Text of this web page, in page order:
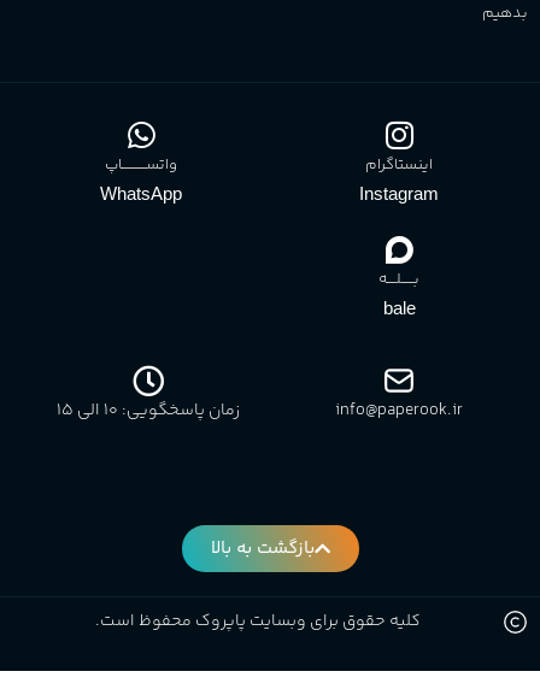
بدهیم
اینستاگرام
Instagram
واتســــــــــاپ
WhatsApp
بـــــلــــه
bale
info@paperook.ir زمان پاسخگویی: 10 الی ۱5
بازگشت به بالا
کلیه حقوق برای وبسایت پاپروک محفوظ است.